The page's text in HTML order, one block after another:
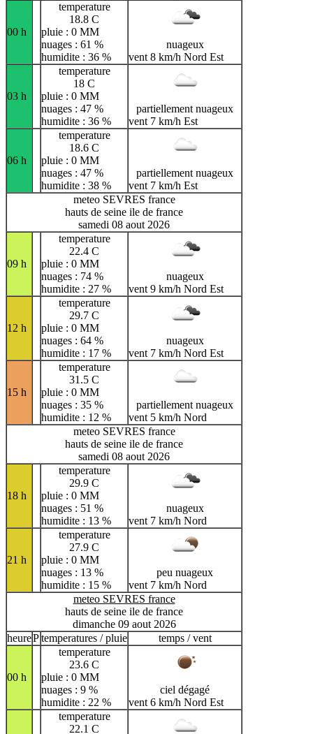
00 h
temperature
18.8 C
pluie : 0 MM
nuages : 61 %
humidite : 36 %
nuageux
vent 8 km/h Nord Est
03 h
temperature
18 C
pluie : 0 MM
nuages : 47 %
humidite : 36 %
partiellement nuageux
vent 7 km/h Est
06 h
temperature
18.6 C
pluie : 0 MM
nuages : 47 %
humidite : 38 %
partiellement nuageux
vent 7 km/h Est
meteo SEVRES france
hauts de seine ile de france
samedi 08 aout 2026
09 h
temperature
22.4 C
pluie : 0 MM
nuages : 74 %
humidite : 27 %
nuageux
vent 9 km/h Nord Est
12 h
temperature
29.7 C
pluie : 0 MM
nuages : 64 %
humidite : 17 %
nuageux
vent 7 km/h Nord Est
15 h
temperature
31.5 C
pluie : 0 MM
nuages : 35 %
humidite : 12 %
partiellement nuageux
vent 5 km/h Nord
meteo SEVRES france
hauts de seine ile de france
samedi 08 aout 2026
18 h
temperature
29.9 C
pluie : 0 MM
nuages : 51 %
humidite : 13 %
nuageux
vent 7 km/h Nord
21 h
temperature
27.9 C
pluie : 0 MM
nuages : 13 %
humidite : 15 %
peu nuageux
vent 7 km/h Nord
meteo SEVRES france
hauts de seine ile de france
dimanche 09 aout 2026
heurePtemperatures / pluie temps / vent
00 h
temperature
23.6 C
pluie : 0 MM
nuages : 9 %
humidite : 22 %
ciel dégagé
vent 6 km/h Nord Est
temperature
22.1 C